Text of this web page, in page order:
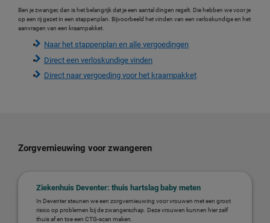
Ben je zwanger, dan is het belangrijk dat je een aantal dingen regelt. Die hebben we voor je
op een rij gezet in een stappenplan. Bijvoorbeeld het vinden van een verloskundige en het
aanvragen van een kraampakket.
Naar het stappenplan en alle vergoedingen
Direct een verloskundige vinden
Direct naar vergoeding voor het kraampakket
Zorgvernieuwing voor zwangeren
Ziekenhuis Deventer: thuis hartslag baby meten
In Deventer steunen we een zorgvernieuwing voor vrouwen met een groot
risico op problemen bij de zwangerschap. Deze vrouwen kunnen hier zelf
thuis af en toe een CTG-scan maken.